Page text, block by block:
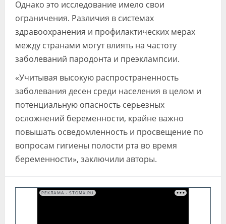
Однако это исследование имело свои
ограничения. Различия в системах
здравоохранения и профилактических мерах
между странами могут влиять на частоту
заболеваний пародонта и преэклампсии.
«Учитывая высокую распространенность
заболевания десен среди населения в целом и
потенциальную опасность серьезных
осложнений беременности, крайне важно
повышать осведомленность и просвещение по
вопросам гигиены полости рта во время
беременности», заключили авторы.
РЕКЛАМА • STOMX.RU